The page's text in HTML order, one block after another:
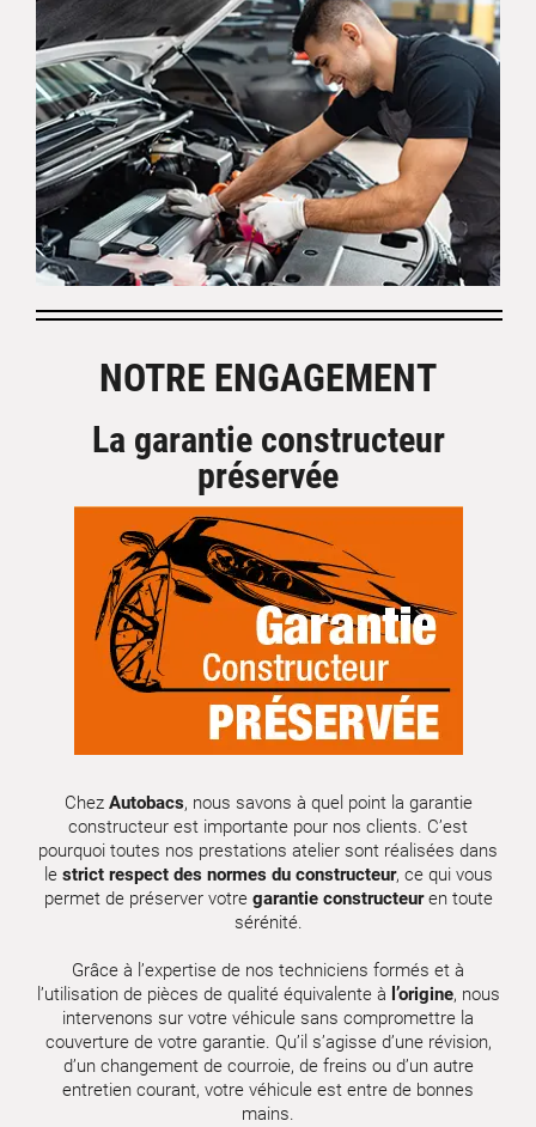
NOTRE ENGAGEMENT
La garantie constructeur
préservée
Chez Autobacs, nous savons à quel point la garantie
constructeur est importante pour nos clients. C’est
pourquoi toutes nos prestations atelier sont réalisées dans
le strict respect des normes du constructeur, ce qui vous
permet de préserver votre garantie constructeuren toute
sérénité.
Grâce à l’expertise de nos techniciens formés et à
l’utilisation de pièces de qualité équivalente à l’origine, nous
intervenons sur votre véhicule sans compromettre la
couverture de votre garantie. Qu’il s’agisse d’une révision,
d’un changement de courroie, de freins ou d’un autre
entretien courant, votre véhicule est entre de bonnes
mains.